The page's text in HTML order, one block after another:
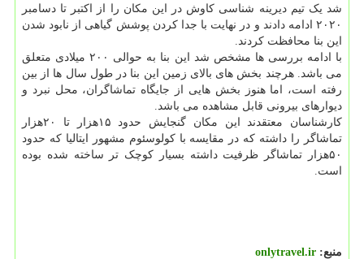
شد یک تیم دیرینه شناسی کاوش در این مکان را از اکتبر تا دسامبر
۲۰۲۰ ادامه دادند و در نهایت با جدا کردن پوشش گیاهی از نابود شدن
این بنا محافظت کردند.
با ادامه بررسی ها مشخص شد این بنا به حوالی ۲۰۰ میلادی متعلق
می باشد. هرچند بخش های بالای زمین این بنا در طول سال ها از بین
رفته است، اما هنوز بخش هایی از جایگاه تماشاگران، محل نبرد و
دیوارهای بیرونی قابل مشاهده می باشد.
کارشناسان معتقدند این مکان گنجایش حدود ۱۵هزار تا ۲۰هزار
تماشاگر را داشته که در مقایسه با کولوسئوم مشهور ایتالیا که حدود
۵۰هزار تماشاگر ظرفیت داشته بسیار کوچک تر ساخته شده بوده
است.
منبع: onlytravel.ir